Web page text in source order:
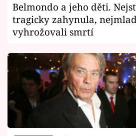
Belmondo a jeho děti.
tragicky zahynula,
vyhrožovali smrtí